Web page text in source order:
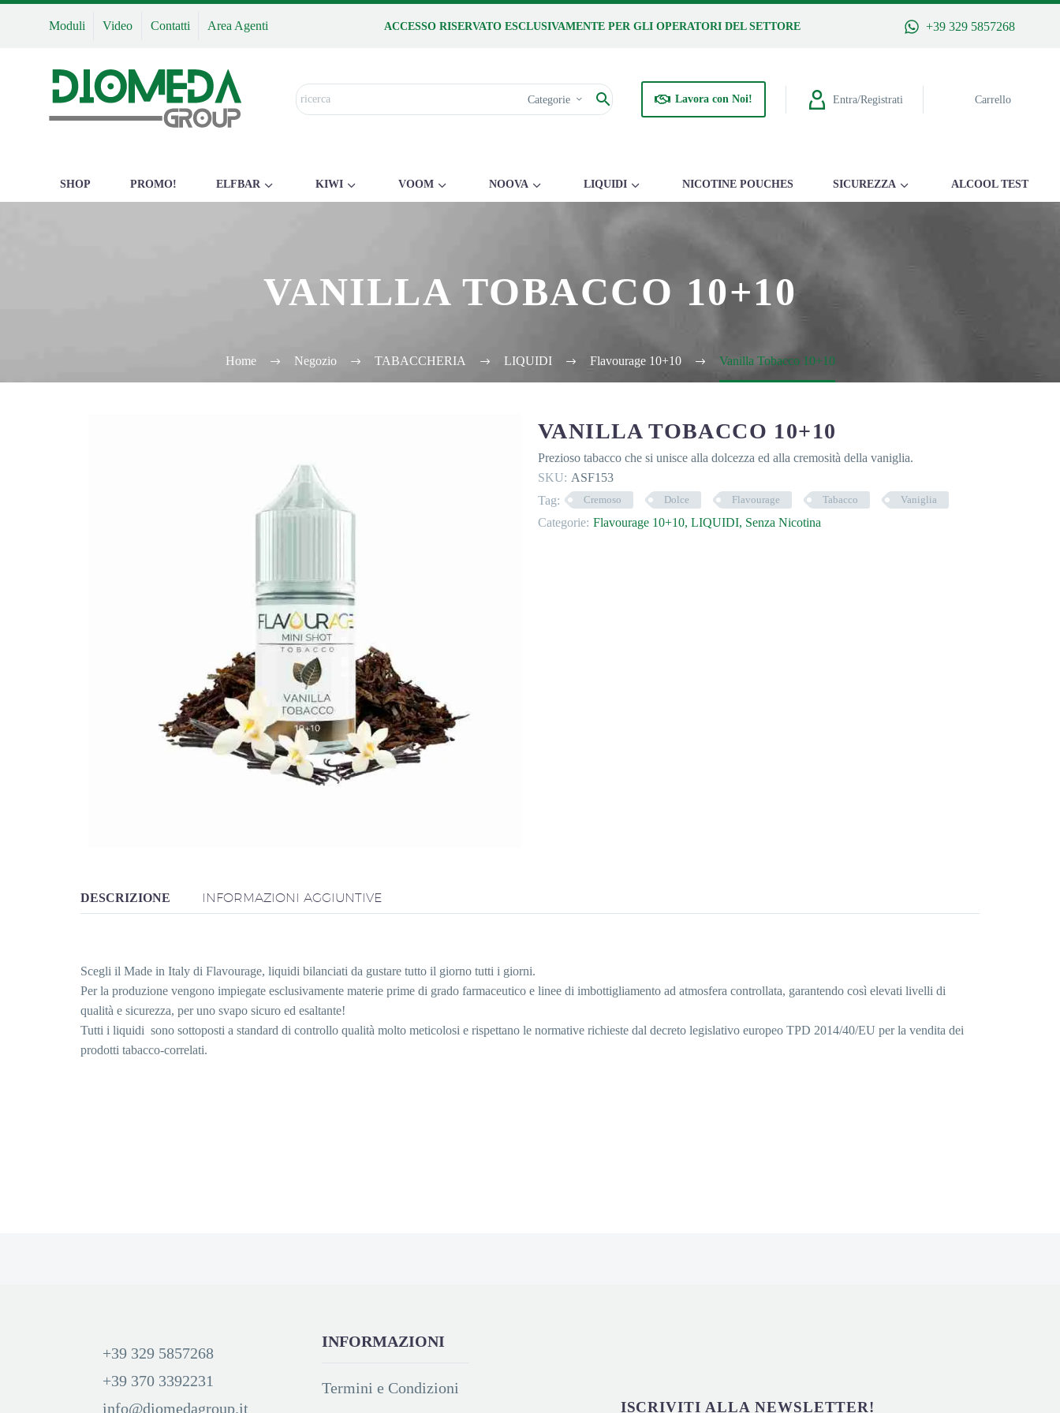
Moduli Video Contatti Area Agenti ACCESSO RISERVATO ESCLUSIVAMENTE PER GLI OPERATORI DEL SETTORE +39 329 5857268
Categorie Lavora con Noi! Entra/Registrati Carrello
SHOP PROMO! ELFBAR KIWI VOOM NOOVA LIQUIDI NICOTINE POUCHES SICUREZZA ALCOOL TEST
VANILLA TOBACCO 10+10
Home Negozio TABACCHERIA LIQUIDI Flavourage 10+10 Vanilla Tobacco 10+10
VANILLA TOBACCO 10+10
Prezioso tabacco che si unisce alla dolcezza ed alla cremosità della vaniglia.
SKU: ASF153
Tag:
Cremoso Dolce Flavourage Tabacco Vaniglia
Categorie: Flavourage 10+10, LIQUIDI, Senza Nicotina
DESCRIZIONE INFORMAZIONI AGGIUNTIVE
Scegli il Made in Italy di Flavourage, liquidi bilanciati da gustare tutto il giorno tutti i giorni.
Per la produzione vengono impiegate esclusivamente materie prime di grado farmaceutico e linee di imbottigliamento ad atmosfera controllata, garantendo così elevati livelli di
qualità e sicurezza, per uno svapo sicuro ed esaltante!
Tutti i liquidi sono sottoposti a standard di controllo qualità molto meticolosi e rispettano le normative richieste dal decreto legislativo europeo TPD 2014/40/EU per la vendita dei
prodotti tabacco-correlati.
+39 329 5857268
+39 370 3392231
info@diomedagroup.it
INFORMAZIONI
Termini e Condizioni
ISCRIVITI ALLA NEWSLETTER!